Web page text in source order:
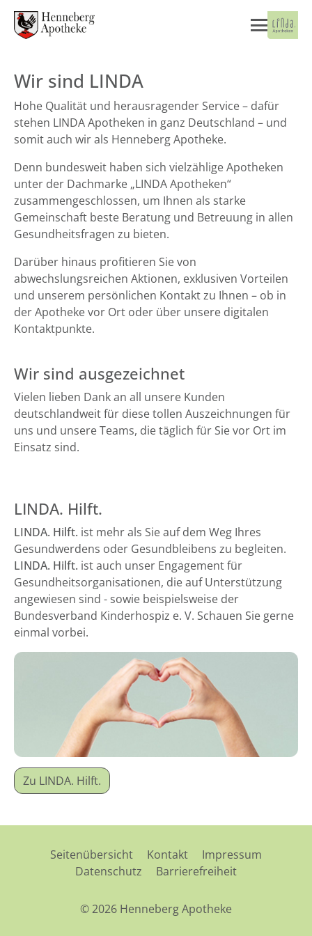
Wir sind LINDA
Hohe Qualität und herausragender Service – dafür
stehen LINDA Apotheken in ganz Deutschland – und
somit auch wir als Henneberg Apotheke.
Denn bundesweit haben sich vielzählige Apotheken
unter der Dachmarke „LINDA Apotheken“
zusammengeschlossen, um Ihnen als starke
Gemeinschaft beste Beratung und Betreuung in allen
Gesundheitsfragen zu bieten.
Darüber hinaus profitieren Sie von
abwechslungsreichen Aktionen, exklusiven Vorteilen
und unserem persönlichen Kontakt zu Ihnen – ob in
der Apotheke vor Ort oder über unsere digitalen
Kontaktpunkte.
Wir sind ausgezeichnet
Vielen lieben Dank an all unsere Kunden
deutschlandweit für diese tollen Auszeichnungen für
uns und unsere Teams, die täglich für Sie vor Ort im
Einsatz sind.
LINDA. Hilft.
LINDA. Hilft. ist mehr als Sie auf dem Weg Ihres
Gesundwerdens oder Gesundbleibens zu begleiten.
LINDA. Hilft. ist auch unser Engagement für
Gesundheitsorganisationen, die auf Unterstützung
angewiesen sind - sowie beispielsweise der
Bundesverband Kinderhospiz e. V. Schauen Sie gerne
einmal vorbei.
Zu LINDA. Hilft.
Seitenübersicht Kontakt
Impressum
Datenschutz
Barrierefreiheit
© 2026 Henneberg Apotheke